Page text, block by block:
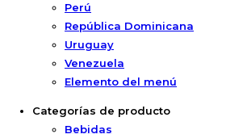
Perú
República Dominicana
Uruguay
Venezuela
Elemento del menú
Categorías de producto
Bebidas